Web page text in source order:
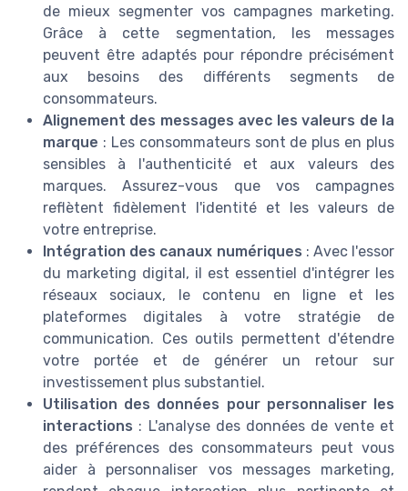
de mieux segmenter vos campagnes marketing.
Grâce à cette segmentation, les messages
peuvent être adaptés pour répondre précisément
aux besoins des différents segments de
consommateurs.
Alignement des messages avec les valeurs de la
marque : Les consommateurs sont de plus en plus
sensibles à l'authenticité et aux valeurs des
marques. Assurez-vous que vos campagnes
reflètent fidèlement l'identité et les valeurs de
votre entreprise.
Intégration des canaux numériques : Avec l'essor
du marketing digital, il est essentiel d'intégrer les
réseaux sociaux, le contenu en ligne et les
plateformes digitales à votre stratégie de
communication. Ces outils permettent d'étendre
votre portée et de générer un retour sur
investissement plus substantiel.
Utilisation des données pour personnaliser les
interactions : L'analyse des données de vente et
des préférences des consommateurs peut vous
aider à personnaliser vos messages marketing,